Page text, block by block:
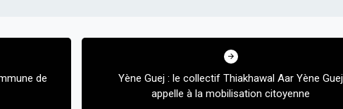
de
Yène Guej : le collectif Thiakhawal Aar Yène Guej
appelle à la mobilisation citoyenne